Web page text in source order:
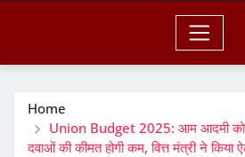
Home
Union Budget 2025: आम आदमी को
दवाओं की कीमत होगी कम, वित्त मंत्री ने किया